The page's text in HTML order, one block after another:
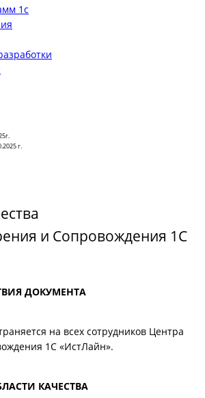
1с
г.
и Сопровождения 1С
ДОКУМЕНТА
на всех сотрудников Центра
1С «ИстЛайн».
КАЧЕСТВА